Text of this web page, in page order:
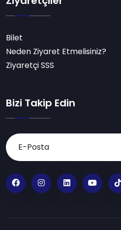
Bilet
Neden Ziyaret Etmelisiniz?
Ziyaretçi SSS
Bizi Takip Edin